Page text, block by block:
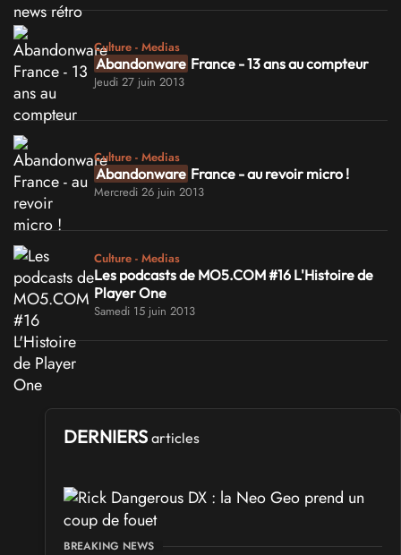
Culture - Medias
Abandonware France - 13 ans au compteur
Jeudi 27 juin 2013
Culture - Medias
Abandonware France - au revoir micro !
Mercredi 26 juin 2013
Culture - Medias
Les podcasts de MO5.COM #16 L'Histoire de
Player One
Samedi 15 juin 2013
DERNIERS articles
BREAKING NEWS